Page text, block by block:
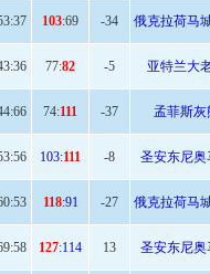
:37 103:69 -34 俄克拉荷马
:36 77:82 -5 亚特兰大
66 74:111 -37 孟菲斯灰
56 103:111 -8 圣安东尼奥
:53 118:91 -27 俄克拉荷马
:58 127:114 13 圣安东尼奥